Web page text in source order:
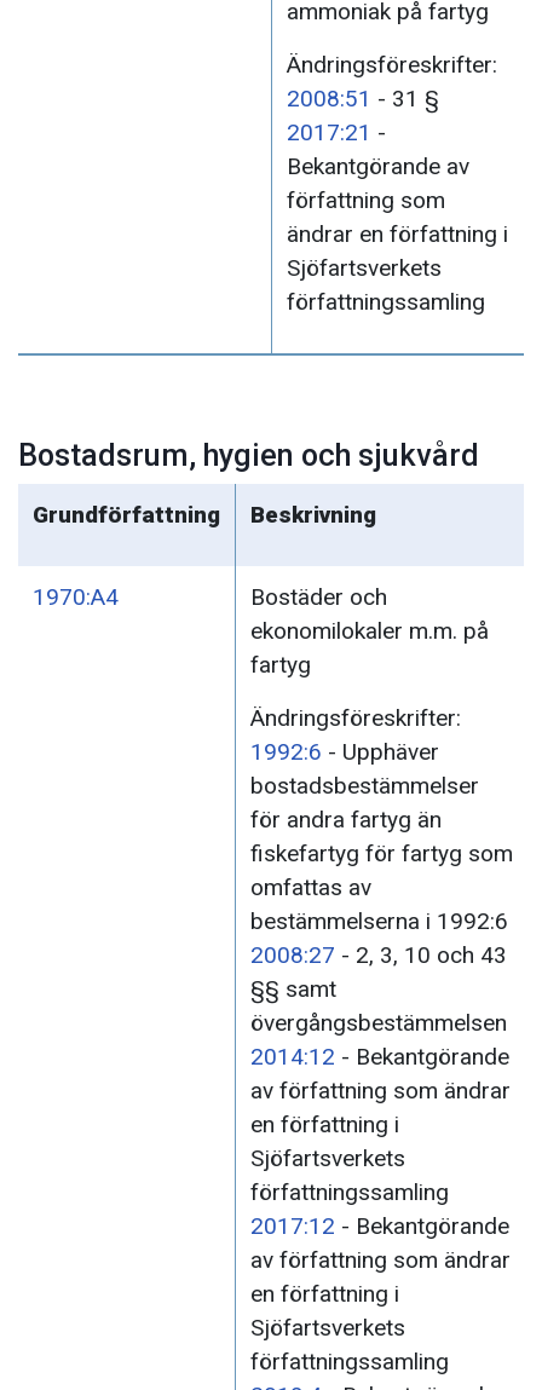
ammoniak på fartyg
Ändringsföreskrifter:
2008:51 - 31 §
2017:21 -
Bekantgörande av
författning som
ändrar en författning i
Sjöfartsverkets
författningssamling
Bostadsrum, hygien och sjukvård
Grundförfattning Beskrivning
1970:A4
Bostäder och
ekonomilokaler m.m. på
fartyg
Ändringsföreskrifter:
1992:6 - Upphäver
bostadsbestämmelser
för andra fartyg än
fiskefartyg för fartyg som
omfattas av
bestämmelserna i 1992:6
2008:27 - 2, 3, 10 och 43
§§ samt
övergångsbestämmelsen
2014:12 - Bekantgörande
av författning som ändrar
en författning i
Sjöfartsverkets
författningssamling
2017:12 - Bekantgörande
av författning som ändrar
en författning i
Sjöfartsverkets
författningssamling